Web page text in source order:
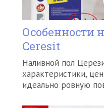
Особенности
Ceresit
Наливной пол
характеристики,
идеально ровную